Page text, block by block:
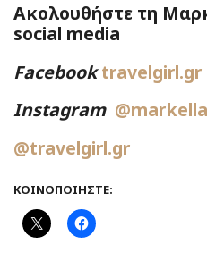
Ακολουθήστε τη
social media
Facebook travelgirl.gr
Instagram
@travelgirl.gr
ΚΟΙΝΟΠΟΙΉΣΤΕ: